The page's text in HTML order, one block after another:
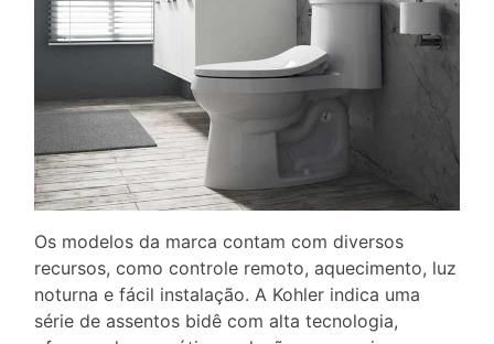
Os modelos da marca contam com diversos
recursos, como controle remoto, aquecimento, luz
noturna e fácil instalação. A Kohler indica uma
série de assentos bidê com alta tecnologia,